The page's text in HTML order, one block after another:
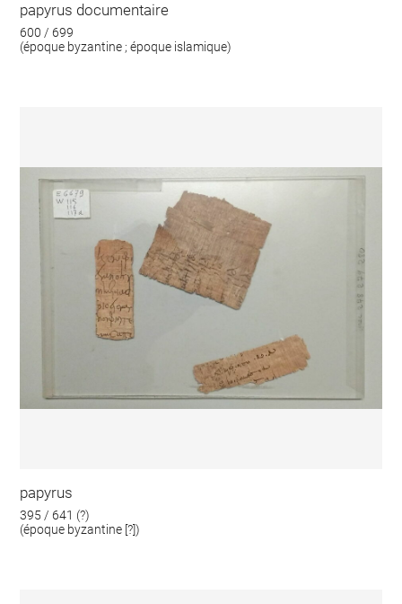
papyrus documentaire
600 / 699
(époque byzantine ; époque islamique)
papyrus
395 / 641 (?)
(époque byzantine [?])